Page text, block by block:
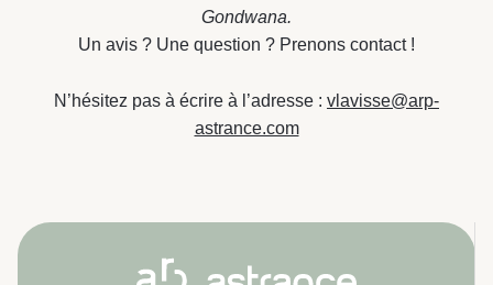
Gondwana.
Un avis ? Une question ? Prenons contact !
N’hésitez pas à écrire à l’adresse : vlavisse@arp-
astrance.com